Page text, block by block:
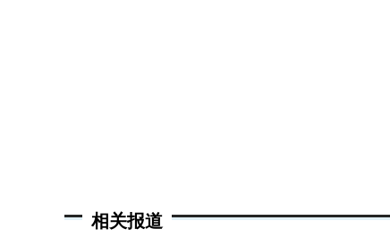
相关报道